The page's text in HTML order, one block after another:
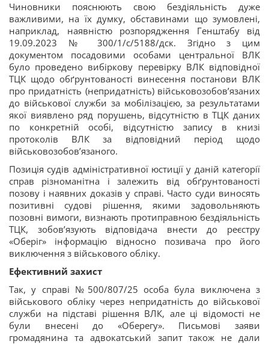
Чиновники пояснюють свою бездіяльність дуже
важливими, на їх думку, обставинами що зумовлені,
наприклад, наявністю розпорядження Генштабу від
19.09.2023 № 300/1/с/5188/дск. Згідно з цим
документом посадовими особами центральної ВЛК
було проведено вибіркову перевірку ВЛК відповідної
ТЦК щодо обґрунтованості винесення постанови ВЛК
про придатність (непридатність) військовозобовʼязаних
до військової служби за мобілізацією, за результатами
якої виявлено ряд порушень, відсутністю в ТЦК даних
по конкретній особі, відсутністю запису в книзі
протоколів ВЛК за відповідний період щодо
військовозобовʼязаного.
Позиція судів адміністративної юстиції у даній категорії
справ різноманітна і залежить від обґрунтованості
позову і наявних доказів у справі. Часто суди виносять
позитивні судові рішення, якими задовольняють
позовні вимоги, визнають протиправною бездіяльність
ТЦК, зобов’язують відповідача внести до реєстру
«Оберіг» інформацію відносно позивача про його
виключення з військового обліку.
Ефективний захист
Так, у справі №500/807/25 особа була виключена з
військового обліку через непридатність до військової
служби на підставі рішення ВЛК, але ці відомості не
були внесені до «Оберегу». Письмові заяви
громадянина та адвокатський запит також не дали